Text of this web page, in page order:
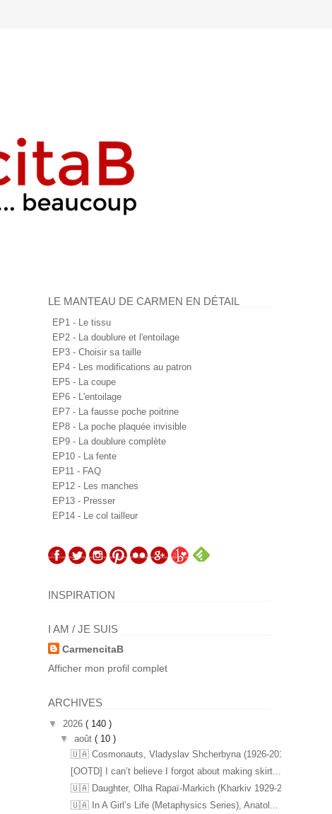
LE MANTEAU DE CARMEN EN DÉTAIL
EP1 - Le tissu
EP2 - La doublure et l'entoilage
EP3 - Choisir sa taille
EP4 - Les modifications au patron
EP5 - La coupe
EP6 - L'entoilage
EP7 - La fausse poche poitrine
EP8 - La poche plaquée invisible
EP9 - La doublure complète
EP10 - La fente
EP11 - FAQ
EP12 - Les manches
EP13 - Presser
EP14 - Le col tailleur
INSPIRATION
I AM / JE SUIS
CarmencitaB
Afficher mon profil complet
ARCHIVES
▼ 2026 ( 140 )
▼ août ( 10 )
🇺🇦 Cosmonauts, Vladyslav Shcherbyna (1926-2017) ...
[OOTD] I can’t believe I forgot about making skirt...
🇺🇦 Daughter, Olha Rapaï-Markich (Kharkiv 1929-20...
🇺🇦 In A Girl’s Life (Metaphysics Series), Anatol...